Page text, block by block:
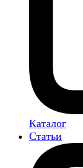
Каталог
Статьи